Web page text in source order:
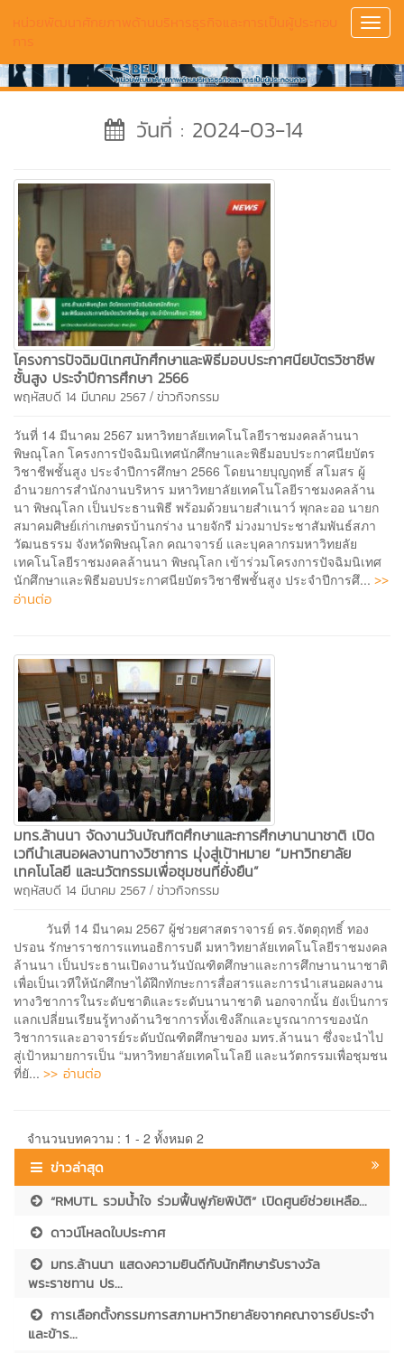
หน่วยพัฒนาศักยภาพด้านบริหารธุรกิจและการเป็นผู้ประกอบ
การ
วันที่ : 2024-03-14
โครงการปัจฉิมนิเทศนักศึกษาและพิธีมอบประกาศนียบัตรวิชาชีพ
ชั้นสูง ประจำปีการศึกษา 2566
พฤหัสบดี 14 มีนาคม 2567 / ข่าวกิจกรรม
วันที่ 14 มีนาคม 2567 มหาวิทยาลัยเทคโนโลยีราชมงคลล้านนา
พิษณุโลก โครงการปัจฉิมนิเทศนักศึกษาและพิธีมอบประกาศนียบัตร
วิชาชีพชั้นสูง ประจำปีการศึกษา 2566 โดยนายบุญฤทธิ์ สโมสร ผู้
อำนวยการสำนักงานบริหาร มหาวิทยาลัยเทคโนโลยีราชมงคลล้าน
นา พิษณุโลก เป็นประธานพิธี พร้อมด้วยนายสำเนาว์ พุกละออ นายก
สมาคมศิษย์เก่าเกษตรบ้านกร่าง นายจักรี ม่วงมาประชาสัมพันธ์สภา
วัฒนธรรม จังหวัดพิษณุโลก คณาจารย์ และบุคลากรมหาวิทยลัย
เทคโนโลยีราชมงคลล้านนา พิษณุโลก เข้าร่วมโครงการปัจฉิมนิเทศ
นักศึกษาและพิธีมอบประกาศนียบัตรวิชาชีพชั้นสูง ประจำปีการศึ... >>
อ่านต่อ
มทร.ล้านนา จัดงานวันบัณฑิตศึกษาและการศึกษานานาชาติ เปิด
เวทีนำเสนอผลงานทางวิชาการ มุ่งสู่เป้าหมาย “มหาวิทยาลัย
เทคโนโลยี และนวัตกรรมเพื่อชุมชนที่ยั่งยืน”
พฤหัสบดี 14 มีนาคม 2567 / ข่าวกิจกรรม
วันที่ 14 มีนาคม 2567 ผู้ช่วยศาสตราจารย์ ดร.จัตตุฤทธิ์ ทอง
ปรอน รักษาราชการแทนอธิการบดี มหาวิทยาลัยเทคโนโลยีราชมงคล
ล้านนา เป็นประธานเปิดงานวันบัณฑิตศึกษาและการศึกษานานาชาติ
เพื่อเป็นเวทีให้นักศึกษาได้ฝึกทักษะการสื่อสารและการนำเสนอผลงาน
ทางวิชาการในระดับชาติและระดับนานาชาติ นอกจากนั้น ยังเป็นการ
แลกเปลี่ยนเรียนรู้ทางด้านวิชาการทั้งเชิงลึกและบูรณาการของนัก
วิชาการและอาจารย์ระดับบัณฑิตศึกษาของ มทร.ล้านนา ซึ่งจะนำไป
สู่เป้าหมายการเป็น “มหาวิทยาลัยเทคโนโลยี และนวัตกรรมเพื่อชุมชน
ที่ยั... >> อ่านต่อ
จำนวนบทความ : 1 - 2 ทั้งหมด 2
ข่าวล่าสุด
“RMUTL รวมน้ำใจ ร่วมฟื้นฟูภัยพิบัติ” เปิดศูนย์ช่วยเหลือ...
ดาวน์โหลดใบประกาศ
มทร.ล้านนา แสดงความยินดีกับนักศึกษารับรางวัล
พระราชทาน ปร...
การเลือกตั้งกรรมการสภามหาวิทยาลัยจากคณาจารย์ประจำ
และข้าร...